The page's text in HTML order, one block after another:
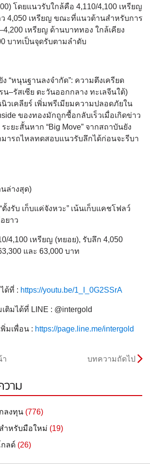
โดยแนวรับใกล้คือ 4,110/4,100 เหรียญ
4,050 เหรียญ ขณะที่แนวต้านสำหรับการ
เหรียญ ด้านบาททอง ใกล้เคียง
บาทเป็นจุดรับตามลำดับ
“หนุนฐานลงจำกัด”: ความตึงเครียด
น–รัสเซีย ตะวันออกกลาง ทะเลจีนใต้)
วเคลียร์ เพิ่มพรีเมียมความปลอดภัยใน
ของทองมักถูกซื้อกลับเร็วเมื่อเกิดข่าว
ะยะสั้นหาก “Big Move” จากสถาบันยัง
มารถไหลทดสอบแนวรับลึกได้ก่อนจะรีบา
ล่างสุด)
งรับ เก็บแค่จังหวะ” เน้นเก็บแคชโฟลว์
ยาว
4,100 เหรียญ (ทยอย), รับลึก 4,050
และ 63,000 บาท
ด้ที่ : https://youtu.be/1_I_0G2SSrA
ติมได้ที่ LINE : @intergold
มเพื่อน : https://page.line.me/intergold
า บทความถัดไป
าม
ลงทุน (776)
ำหรับมือใหม่ (19)
กลด์ (26)